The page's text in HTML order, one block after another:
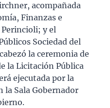
acompañada
Finanzas e
y el
Sociedad del
la ceremonia de
la Licitación Pública
ejecutada por la
la Sala Gobernador